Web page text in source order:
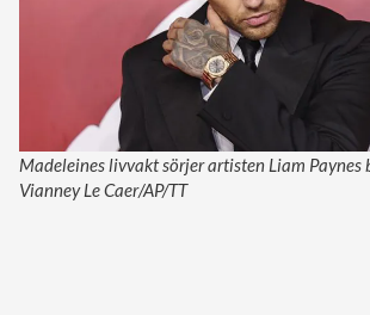
Madeleines livvakt sörjer artisten Liam Paynes
Vianney Le Caer/AP/TT